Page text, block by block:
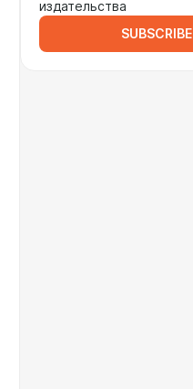
издательства
SUBSCRIBE